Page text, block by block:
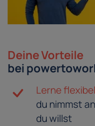
Deine Vorteile
bei
Lerne
du nimmst
du willst